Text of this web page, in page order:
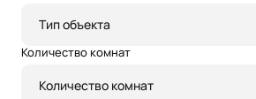
Тип объекта
Количество комнат
Количество комнат